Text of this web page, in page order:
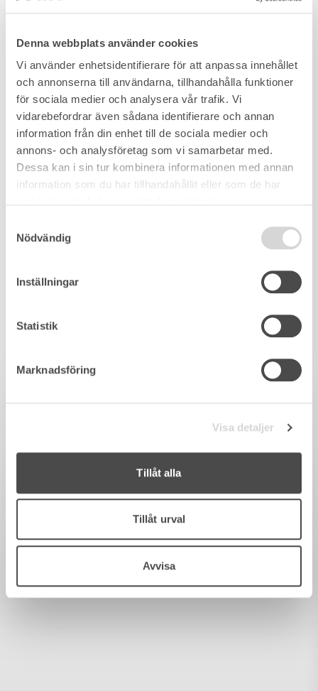
Denna webbplats använder cookies
Vi använder enhetsidentifierare för att anpassa innehållet
och annonserna till användarna, tillhandahålla funktioner
för sociala medier och analysera vår trafik. Vi
vidarebefordrar även sådana identifierare och annan
information från din enhet till de sociala medier och
annons- och analysföretag som vi samarbetar med.
Dessa kan i sin tur kombinera informationen med annan
information som du har tillhandahållit eller som de har
Nödvändig
Inställningar
Statistik
Marknadsföring
Visa detaljer
Tillåt alla
Tillåt urval
Avvisa